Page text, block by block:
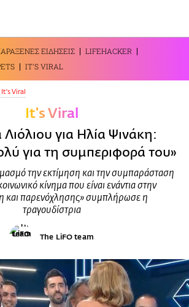
ΕΙΔΗΣΕΙΣ
LIFEHACKER
IT'S VIRAL
It's Viral
It's Viral
Λιόλιου για Ηλία Ψινάκη:
για τη συμπεριφορά του»
την εκτίμηση και την συμπαράσταση
κίνημα που είναι ενάντια στην
και παρενόχλησης» συμπλήρωσε η
τραγουδίστρια
The LiFO team